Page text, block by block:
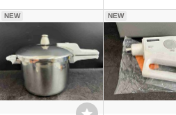
【未確認】260712
NEW NEW